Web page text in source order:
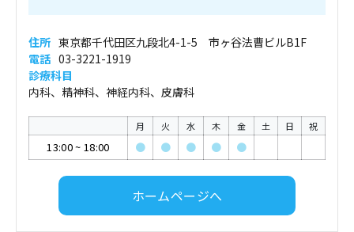
住所 東京都千代田区九段北4-1-5 市ヶ谷法曹ビルB1F
電話 03-3221-1919
診療科目
内科、精神科、神経内科、皮膚科
月 火 水 木 金 土 日 祝
13:00~ 18:00 ● ● ● ● ●
ホームページへ